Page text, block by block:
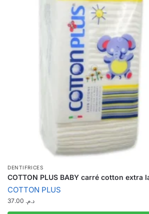
DENTIFRICES
COTTON PLUS BABY carré cotton extra
COTTON PLUS
د.م.